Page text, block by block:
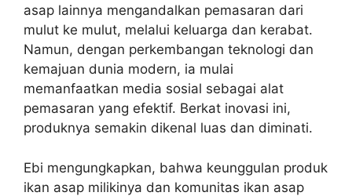
asap lainnya mengandalkan pemasaran dari
mulut ke mulut, melalui keluarga dan kerabat.
Namun, dengan perkembangan teknologi dan
kemajuan dunia modern, ia mulai
memanfaatkan media sosial sebagai alat
pemasaran yang efektif. Berkat inovasi ini,
produknya semakin dikenal luas dan diminati.
Ebi mengungkapkan, bahwa keunggulan produk
ikan asap milikinya dan komunitas ikan asap